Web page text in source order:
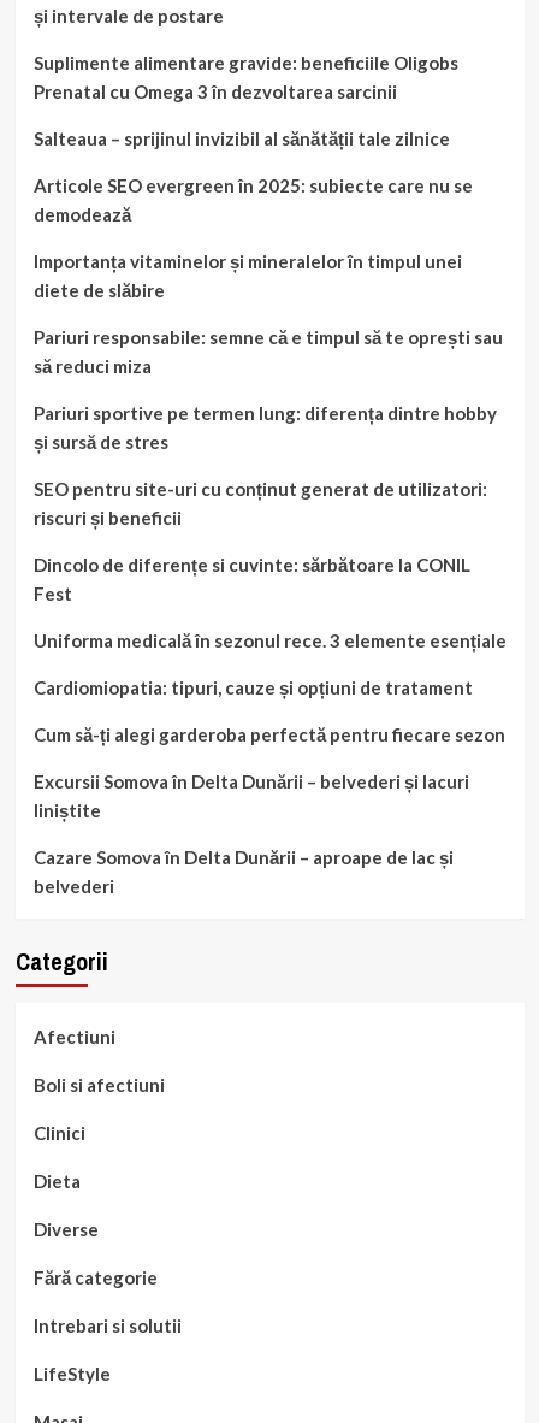
și intervale de postare
Suplimente alimentare gravide: beneficiile Oligobs
Prenatal cu Omega 3 în dezvoltarea sarcinii
Salteaua – sprijinul invizibil al sănătății tale zilnice
Articole SEO evergreen în 2025: subiecte care nu se
demodează
Importanța vitaminelor și mineralelor în timpul unei
diete de slăbire
Pariuri responsabile: semne că e timpul să te oprești sau
să reduci miza
Pariuri sportive pe termen lung: diferența dintre hobby
și sursă de stres
SEO pentru site-uri cu conținut generat de utilizatori:
riscuri și beneficii
Dincolo de diferențe si cuvinte: sărbătoare la CONIL
Fest
Uniforma medicală în sezonul rece. 3 elemente esențiale
Cardiomiopatia: tipuri, cauze și opțiuni de tratament
Cum să-ți alegi garderoba perfectă pentru fiecare sezon
Excursii Somova în Delta Dunării – belvederi și lacuri
liniștite
Cazare Somova în Delta Dunării – aproape de lac și
belvederi
Categorii
Afectiuni
Boli si afectiuni
Clinici
Dieta
Diverse
Fără categorie
Intrebari si solutii
LifeStyle